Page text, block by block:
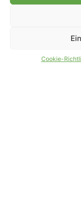
Cookie-
PARTNER WERDEN